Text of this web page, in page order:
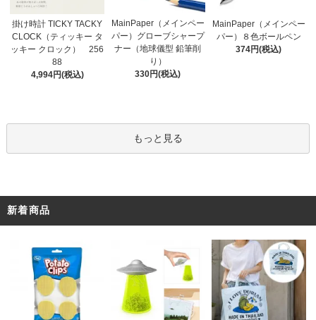
掛け時計 TICKY TACKY
CLOCK（ティッキー タ
ッキー クロック） 256
88
4,994円(税込)
MainPaper（メインペー
パー）グローブシャープ
ナー（地球儀型 鉛筆削
り）
330円(税込)
MainPaper（メインペー
パー）８色ボールペン
374円(税込)
もっと見る
新着商品